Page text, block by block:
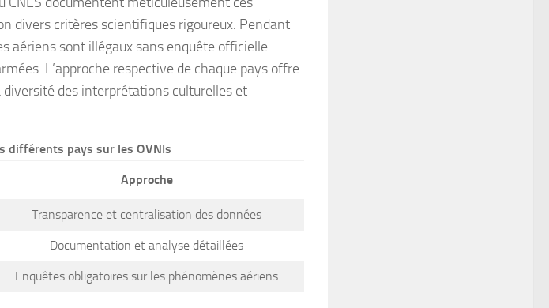
divers critères scientifiques rigoureux. Pendant
aériens sont illégaux sans enquête officielle
L’approche respective de chaque pays offre
des interprétations culturelles et
différents pays sur les OVNIs
Approche
Transparence et centralisation des données
Documentation et analyse détaillées
Enquêtes obligatoires sur les phénomènes aériens